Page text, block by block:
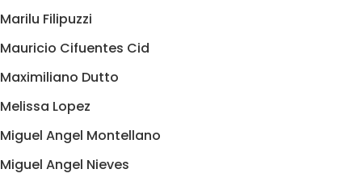
Marilu Filipuzzi
Mauricio Cifuentes Cid
Maximiliano Dutto
Melissa Lopez
Miguel Angel Montellano
Miguel Angel Nieves